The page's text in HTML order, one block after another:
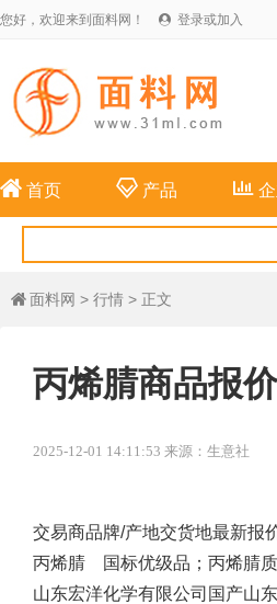
您好，欢迎来到面料网！  登录或加入
 首页 产品 企
 面料网 > 行情 > 正文
丙烯腈商品报
2025-12-01 14:11:53 来源：生意社
交易商品牌/产地交货地最新报
丙烯腈 国标优级品；丙烯腈
山东宏洋化学有限公司 国产山